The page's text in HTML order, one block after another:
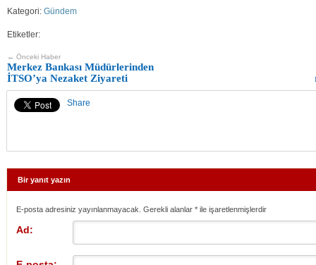
Kategori: Gündem
Etiketler:
← Önceki Haber
Merkez Bankası Müdürlerinden
İTSO’ya Nezaket Ziyareti
Share
Bir yanıt yazın
E-posta adresiniz yayınlanmayacak. Gerekli alanlar * ile işaretlenmişlerdir
Ad: